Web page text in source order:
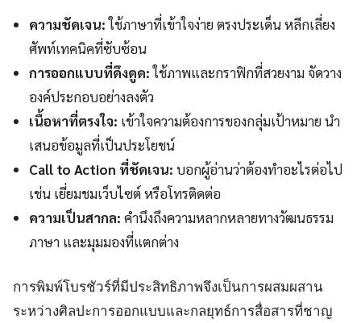
ความชัดเจน:ใช้ภาษาที่เข้าใจง่าย ตรงประเด็น หลีกเลี่ยง
ศัพท์เทคนิคที่ซับซ้อน
การออกแบบที่ดึงดูด:ใช้ภาพและกราฟิกที่สวยงาม จัดวาง
องค์ประกอบอย่างลงตัว
เนื้อหาที่ตรงใจ: เข้าใจความต้องการของกลุ่มเป้าหมาย นำ
เสนอข้อมูลที่เป็นประโยชน์
Call to Action ที่ชัดเจน: บอกผู้อ่านว่าต้องทำอะไรต่อไป
เช่น เยี่ยมชมเว็บไซต์ หรือโทรติดต่อ
ความเป็นสากล: คำนึงถึงความหลากหลายทางวัฒนธรรม
ภาษา และมุมมองที่แตกต่าง
การพิมพ์โบรชัวร์ที่มีประสิทธิภาพจึงเป็นการผสมผสาน
ระหว่างศิลปะการออกแบบและกลยุทธ์การสื่อสารที่ชาญ